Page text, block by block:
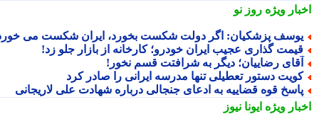
ویژهروز نو
پزشکیان: اگر دولت شکست بخورد، ایران شکست می خورد
گذاری عجیب ایران خودرو؛ کارخانه از بازار جلو زد!
رضاییان؛ دیگر به شرافتت قسم نخور!
دستور تعطیلی تنها مدرسه ایرانی را صادر کرد
قوه قضاییه به ادعای جنجالی درباره شهادت علی لاریجانی
ویژهایونا نیوز